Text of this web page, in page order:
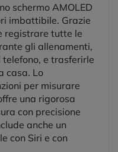
schermo AMOLED
imbattibile. Grazie
registrare tutte le
gli allenamenti,
e trasferirle
casa. Lo
per misurare
una rigorosa
con precisione
anche un
con Siri e con